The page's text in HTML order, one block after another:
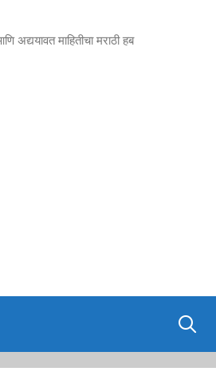
अद्ययावत माहितीचा मराठी हब